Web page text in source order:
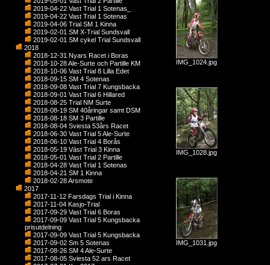
2019-04-22 Vast Trial 1 Sotenas_
2019-04-22 Vast Trial 1 Sotenas
2019-04-06 Trial SM 1 Kinna
2019-02-01 SM X-Trial Sundsvall
2019-02-01 SM cykel Trial Sundsvall
2018
2018-12-31 Nyars Racet i Boras
2018-10-28 Ale-Surte och Partille KM
2018-10-06 Vast Trial 8 Lilla Edet
2018-09-15 SM 4 Sotenas
2018-09-08 Vast Trial 7 Kungsbacka
2018-09-01 Vast Trial 6 Hillared
2018-08-25 Trial NM Surte
2018-08-19 SM 40åringar samt DSM
2018-08-18 SM 3 Partille
2018-08-04 Sviesta 53års Racet
2018-06-30 Vast Trial 5 Ale-Surte
2018-06-10 Vast Trial 4 Borås
2018-05-19 Väst Trial 3 Kinna
2018-05-01 Vast Trial 2 Partille
2018-04-28 Vast Trial 1 Sotenas
2018-04-21 SM 1 Kinna
2018-02-28 Arsmote
2017
2017-11-12 Farsdags Trial i Kinna
2017-11-04 Kasjo-Trial
2017-09-29 Vast Trial 6 Boras
2017-09-09 Vast Trial 5 Kungsbacka
prisutdelning
2017-09-09 Vast Trial 5 Kungsbacka
2017-09-02 Sm 5 Sotenas
2017-08-26 SM 4 Ale-Surte
2017-08-05 Sviesta 52 ars Racet
IMG_1024.jpg
IMG_1028.jpg
IMG_1031.jpg